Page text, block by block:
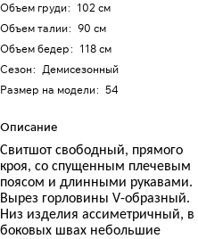
Объем груди: 102 см
Объем талии: 90 см
Объем бедер: 118 см
Сезон: Демисезонный
Размер на модели: 54
Описание
Свитшот свободный, прямого
кроя, со спущенным плечевым
поясом и длинными рукавами.
Вырез горловины V-образный.
Низ изделия ассиметричный, в
боковых швах небольшие